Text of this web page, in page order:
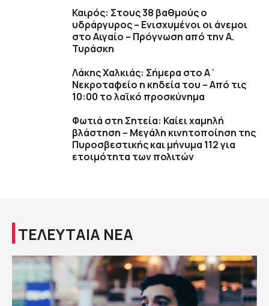
Καιρός: Στους 38 βαθμούς ο
υδράργυρος – Ενισχυμένοι οι άνεμοι
στο Αιγαίο – Πρόγνωση από την Α.
Τυράσκη
Λάκης Χαλκιάς: Σήμερα στο Α΄
Νεκροταφείο η κηδεία του – Από τις
10:00 το λαϊκό προσκύνημα
Φωτιά στη Σητεία: Καίει χαμηλή
βλάστηση – Μεγάλη κινητοποίηση της
Πυροσβεστικής και μήνυμα 112 για
ετοιμότητα των πολιτών
ΤΕΛΕΥΤΑΙΑ ΝΕΑ